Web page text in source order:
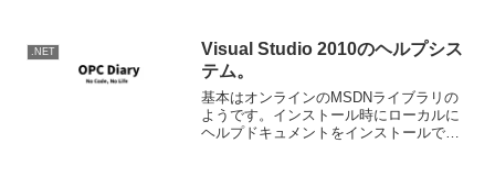
ンファレンスDVDをみると間違いや...
.NET
Visual Studio 2010のヘルプシス
テム。
基本はオンラインのMSDNライブラリの
ようです。インストール時にローカルに
ヘルプドキュメントをインストールでき